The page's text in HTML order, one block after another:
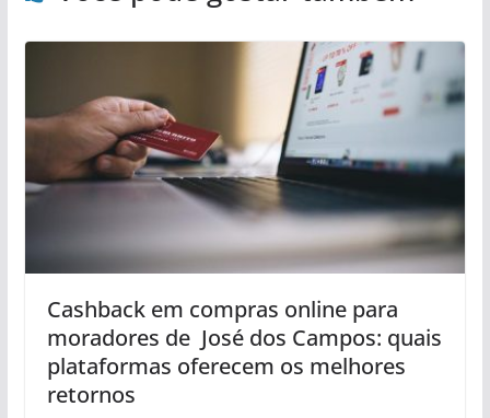
Cashback em compras online para
moradores de José dos Campos: quais
plataformas oferecem os melhores
retornos